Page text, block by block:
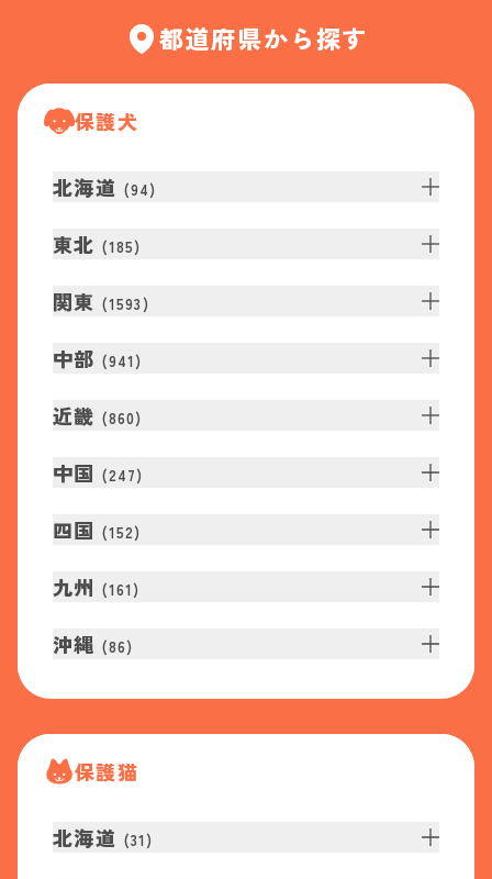
都道府県から探す
保護犬
北海道 (94)
東北 (185)
関東 (1593 )
中部 (941 )
近畿 (860)
中国 (247)
四国 (152)
九州 (161 )
沖縄 (86)
保護猫
北海道 (31 )